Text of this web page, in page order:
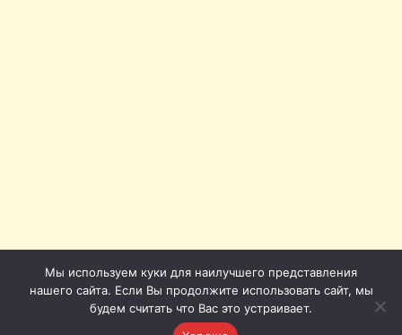
Мы используем куки для наилучшего представления
нашего сайта. Если Вы продолжите использовать сайт, мы
будем считать что Вас это устраивает.